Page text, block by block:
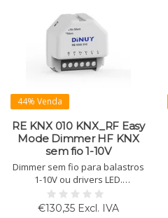
44% Venda
RE KNX 010 KNX_RF Easy
Mode Dimmer HF KNX
sem fio 1-10V
Dimmer sem fio para balastros
1-10V ou drivers LED.
Compatível com KNX-RF Easy
Mode. Instalação em caixa de
€130,35 Excl. IVA